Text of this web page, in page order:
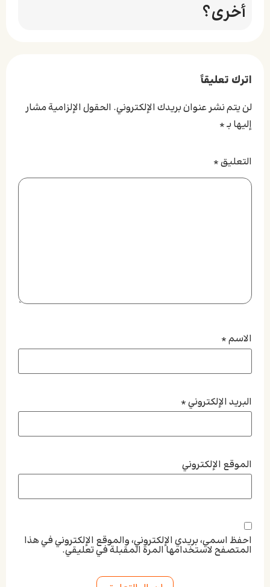
أخرى؟
اترك تعليقاً
لن يتم نشر عنوان بريدك الإلكتروني. الحقول الإلزامية مشار
إليها بـ*
التعليق*
الاسم*
البريد الإلكتروني*
الموقع الإلكتروني
احفظ اسمي، بريدي الإلكتروني، والموقع الإلكتروني في هذا
المتصفح لاستخدامها المرة المقبلة في تعليقي.